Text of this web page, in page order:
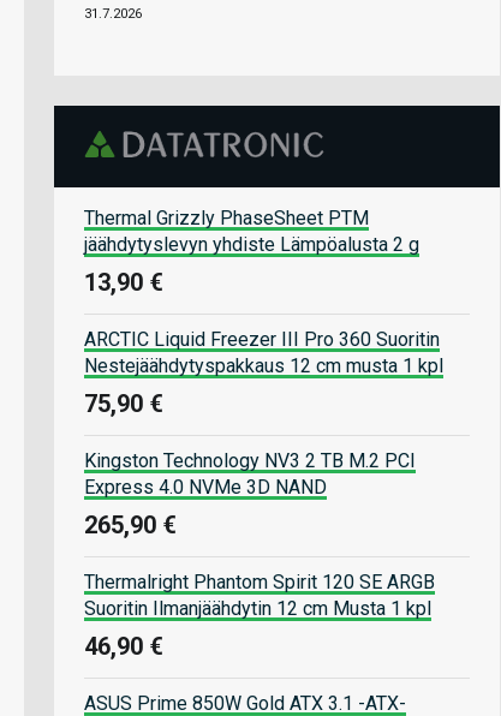
31.7.2026
Thermal Grizzly PhaseSheet PTM
jäähdytyslevyn yhdiste Lämpöalusta 2 g
13,90 €
ARCTIC Liquid Freezer III Pro 360 Suoritin
Nestejäähdytyspakkaus 12 cm musta 1 kpl
75,90 €
Kingston Technology NV3 2 TB M.2 PCI
Express 4.0 NVMe 3D NAND
265,90 €
Thermalright Phantom Spirit 120 SE ARGB
Suoritin Ilmanjäähdytin 12 cm Musta 1 kpl
46,90 €
ASUS Prime 850W Gold ATX 3.1 -ATX-